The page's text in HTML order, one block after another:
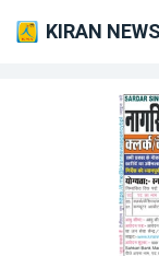
KIRAN